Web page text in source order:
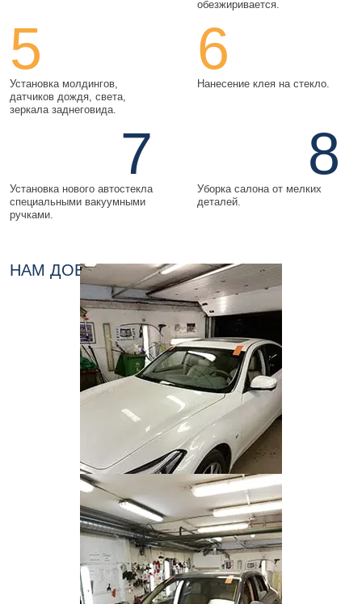
обезжиривается.
5
Установка молдингов,
датчиков дождя, света,
зеркала заднеговида.
6
Нанесение клея на стекло.
7
Установка нового автостекла
специальными вакуумными
ручками.
8
Уборка салона от мелких
деталей.
НАМ ДОВЕРЯЮТ